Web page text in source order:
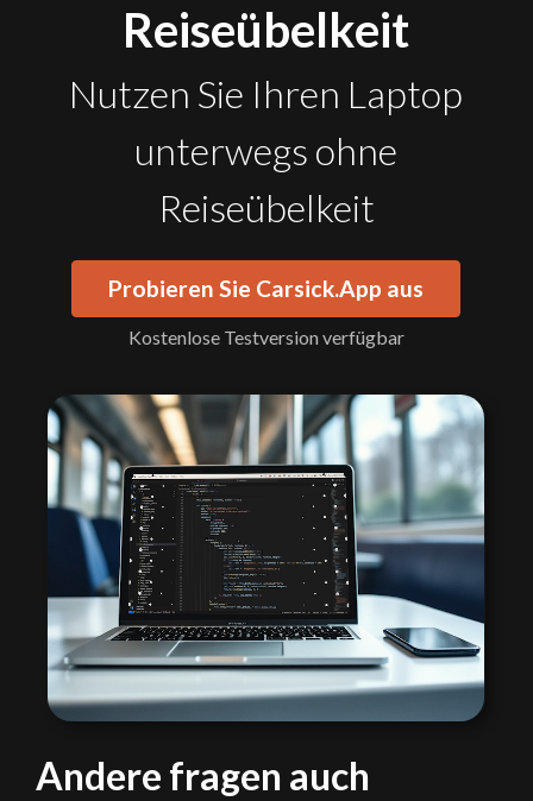
Reiseübelkeit
Nutzen Sie Ihren Laptop
unterwegs ohne
Reiseübelkeit
Probieren Sie Carsick.App aus
Kostenlose Testversion verfügbar
Andere fragen auch